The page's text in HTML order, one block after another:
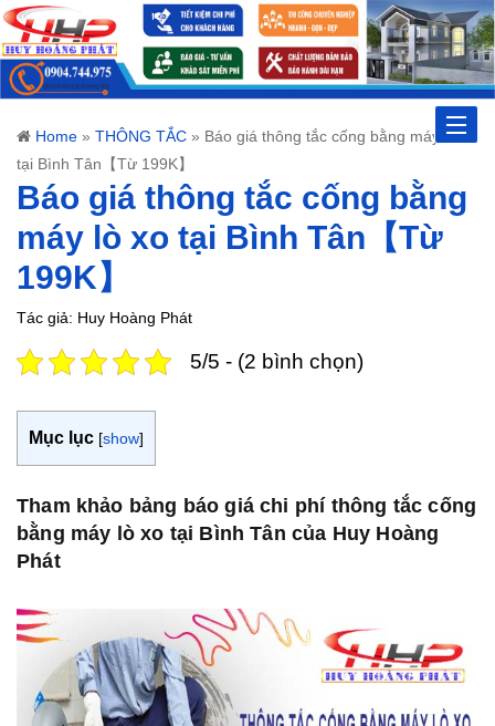
Toggle
Home » THÔNG TẮC » Báo giá thông tắc cống bằng máy lò xo
tại Bình Tân【Từ 199K】
Báo giá thông tắc cống bằng
máy lò xo tại Bình Tân【Từ
199K】
Tác giả: Huy Hoàng Phát
5/5 - (2 bình chọn)
Mục lục [show]
Tham khảo bảng báo giá chi phí thông tắc cống
bằng máy lò xo tại Bình Tân của Huy Hoàng
Phát